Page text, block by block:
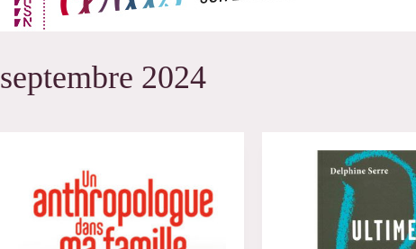
septembre 2024